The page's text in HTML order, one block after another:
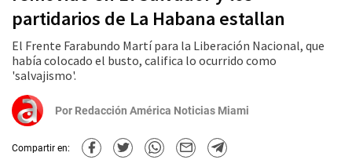
partidarios de La Habana estallan
El Frente Farabundo Martí para la Liberación Nacional, que
había colocado el busto, califica lo ocurrido como
'salvajismo'.
Por Redacción América Noticias Miami
Compartir en: